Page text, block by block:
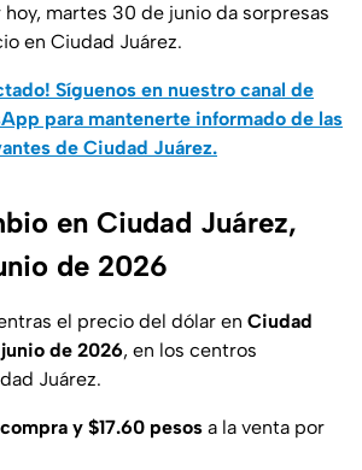
martes 30 de junio da sorpresas
en Ciudad Juárez.
Síguenos en nuestro canal de
para mantenerte informado de las
de Ciudad Juárez.
en Ciudad Juárez,
de 2026
el precio del dólar en Ciudad
de 2026, en los centros
Juárez.
y $17.60 pesos a la venta por